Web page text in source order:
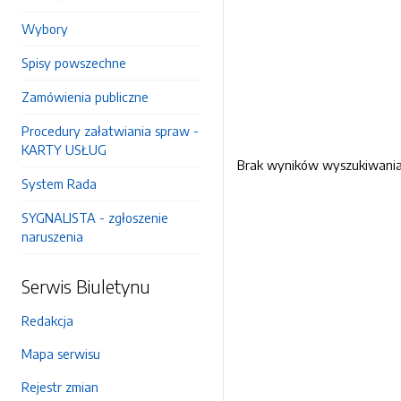
Wybory
Spisy powszechne
Zamówienia publiczne
Procedury załatwiania spraw -
KARTY USŁUG
System Rada
SYGNALISTA - zgłoszenie
naruszenia
Serwis Biuletynu
Redakcja
Mapa serwisu
Rejestr zmian
Brak wyników